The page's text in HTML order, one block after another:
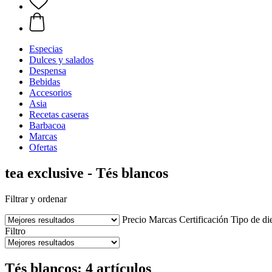
Especias
Dulces y salados
Despensa
Bebidas
Accesorios
Asia
Recetas caseras
Barbacoa
Marcas
Ofertas
tea exclusive - Tés blancos
Filtrar y ordenar
Precio Marcas Certificación Tipo de
Filtro
Tés blancos: 4 artículos